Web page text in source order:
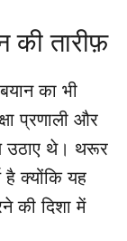
की तारीफ़
का भी
प्रणाली और
उठाए थे। थरूर
है क्योंकि यह
की दिशा में